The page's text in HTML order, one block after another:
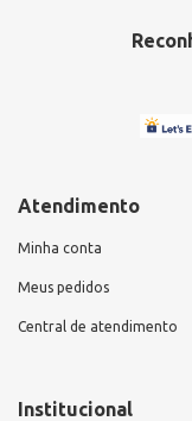
Atendimento
Minha conta
Meus pedidos
Central de atendimento
Institucional